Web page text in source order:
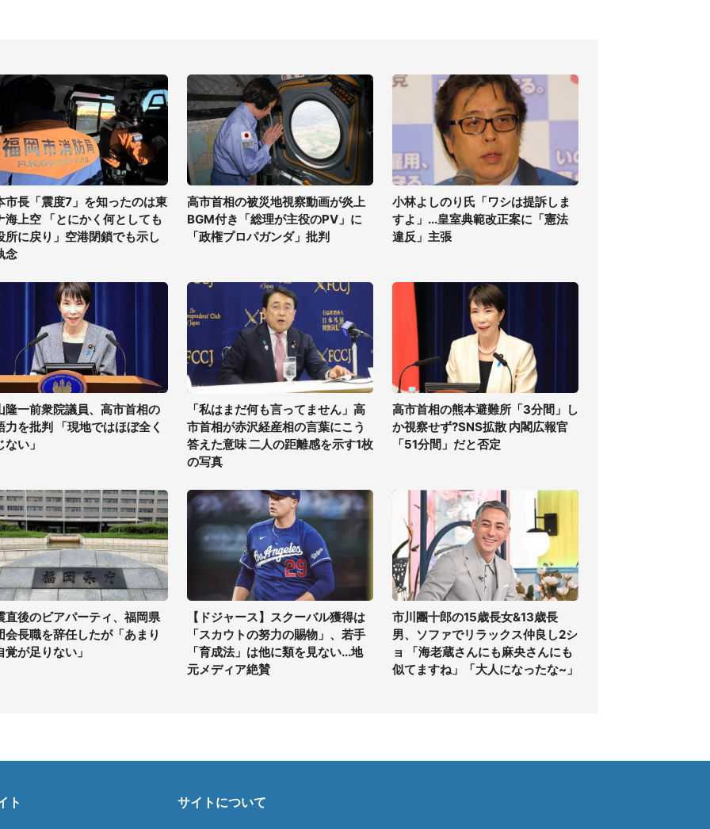
市長「震度7」を知ったのは東
海上空 「とにかく何としても
所に戻り」空港閉鎖でも示し
念
高市首相の被災地視察動画が炎上
BGM付き「総理が主役のPV」に
「政権プロパガンダ」批判
小林よしのり氏「ワシは提訴しま
すよ」...皇室典範改正案に「憲法
違反」主張
隆一前衆院議員、高市首相の
力を批判 「現地ではほぼ全く
ない」
「私はまだ何も言ってません」高
市首相が赤沢経産相の言葉にこう
答えた意味 二人の距離感を示す1枚
の写真
高市首相の熊本避難所「3分間」し
か視察せず?SNS拡散 内閣広報官
「51分間」だと否定
直後のビアパーティ、福岡県
会長職を辞任したが「あまり
覚が足りない」
【ドジャース】スクーバル獲得は
「スカウトの努力の賜物」、若手
「育成法」は他に類を見ない...地
元メディア絶賛
市川團十郎の15歳長女&13歳長
男、ソファでリラックス仲良し2シ
ョ 「海老蔵さんにも麻央さんにも
似てますね」「大人になったな~」
ト サイトについて